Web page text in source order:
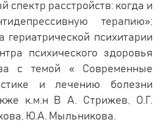
спектр расстройств: когда и
терапию»;
гериатрической психитарии
психического здоровья
с темой « Современные
и лечению болезни
к.м.н В А. Стрижев, О.Г.
Ю.А. Мыльникова.